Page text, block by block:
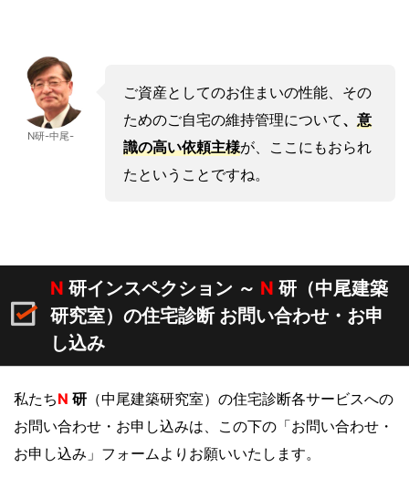
N研-中尾-
ご資産としてのお住まいの性能、その
ためのご自宅の維持管理について、 意
識の高い依頼主様が、ここにもおられ
たということですね。
N 研インスペクション ～ N 研（中尾建築
研究室）の住宅診断 お問い合わせ・お申
し込み
私たちN 研 （中尾建築研究室）の住宅診断各サービスへの
お問い合わせ・お申し込みは、この下の「お問い合わせ・
お申し込み」フォームよりお願いいたします。